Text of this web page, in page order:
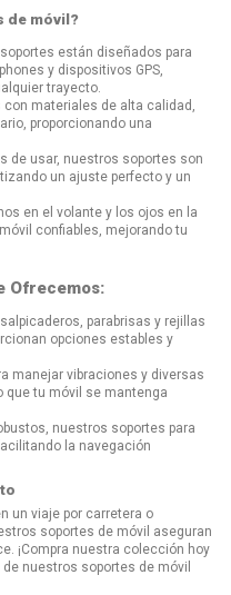
de móvil?
están diseñados para
y dispositivos GPS,
trayecto.
con materiales de alta calidad,
proporcionando una
de usar, nuestros soportes son
un ajuste perfecto y un
en el volante y los ojos en la
confiables, mejorando tu
Ofrecemos:
parabrisas y rejillas
opciones estables y
manejar vibraciones y diversas
tu móvil se mantenga
nuestros soportes para
la navegación
un viaje por carretera o
soportes de móvil aseguran
¡Compra nuestra colección hoy
nuestros soportes de móvil